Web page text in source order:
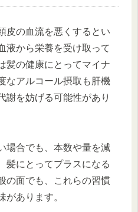
皮の血流を悪くするとい
液から栄養を受け取って
髪の健康にとってマイナ
なアルコール摂取も肝機
謝を妨げる可能性があり
場合でも、本数や量を減
髪にとってプラスになる
の面でも、これらの習慣
があります。